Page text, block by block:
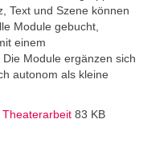
Text und Szene können
Module gebucht,
einem
Module ergänzen sich
autonom als kleine
83 KB